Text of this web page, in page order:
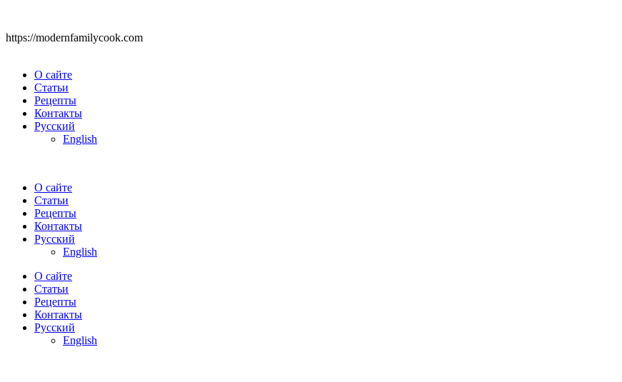
https://modernfamilycook.com
О сайте
Статьи
Рецепты
Контакты
Русский
English
О сайте
Статьи
Рецепты
Контакты
Русский
English
О сайте
Статьи
Рецепты
Контакты
Русский
English